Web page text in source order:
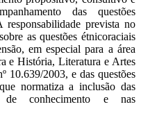
das questões
responsabilidade prevista no
as questões étnicoraciais
em especial para a área
e História, Literatura e Artes
10.639/2003, e das questões
normatiza a inclusão das
de conhecimento e nas